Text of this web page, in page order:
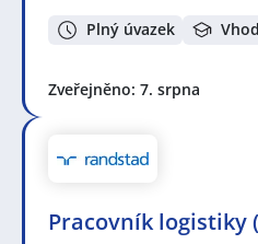
Plný úvazek
Zveřejněno: 7. srpna
Pracovník logistiky